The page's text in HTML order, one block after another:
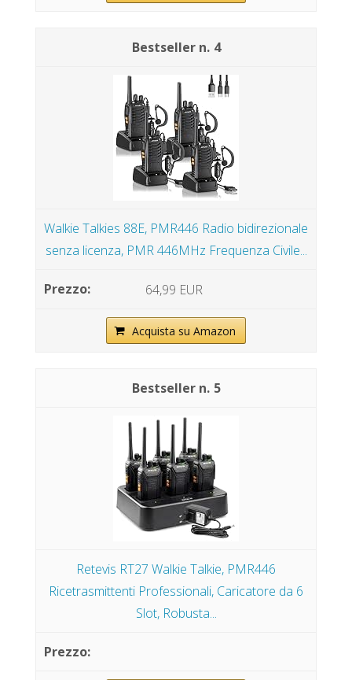
4
Walkie Talkies 88E, PMR446 Radio bidirezionale
senza licenza, PMR 446MHz Frequenza Civile...
64,99 EUR
Acquista su Amazon
5
Retevis RT27 Walkie Talkie, PMR446
Ricetrasmittenti Professionali, Caricatore da 6
Slot, Robusta...